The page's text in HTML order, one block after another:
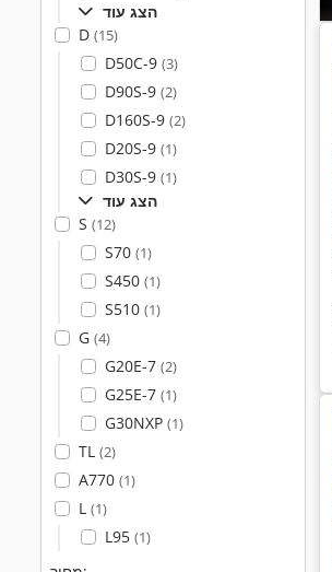
הצג עוד
D (15)
D50C-9 (3)
D90S-9 (2)
D160S-9 (2)
D20S-9 (1)
D30S-9 (1)
הצג עוד
S (12)
S70 (1)
S450 (1)
S510 (1)
G (4)
G20E-7 (2)
G25E-7 (1)
G30NXP (1)
TL (2)
A770 (1)
L (1)
L95 (1)